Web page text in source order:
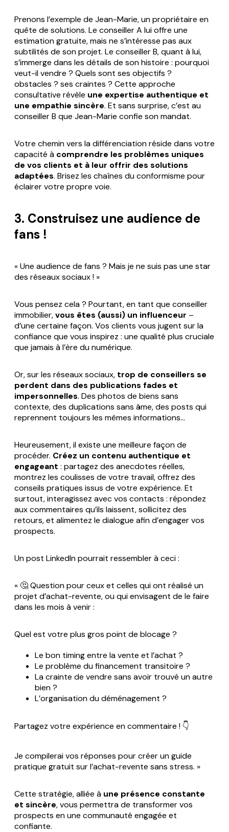
Prenons l’exemple de Jean-Marie, un propriétaire en
quête de solutions. Le conseiller A lui offre une
estimation gratuite, mais ne s’intéresse pas aux
subtilités de son projet. Le conseiller B, quant à lui,
s’immerge dans les détails de son histoire : pourquoi
veut-il vendre ? Quels sont ses objectifs ?
obstacles ? ses craintes ? Cette approche
consultative révèle une expertise authentique et
une empathie sincère. Et sans surprise, c’est au
conseiller B que Jean-Marie confie son mandat.
Votre chemin vers la différenciation réside dans votre
capacité à comprendre les problèmes uniques
de vos clients et à leur offrir des solutions
adaptées. Brisez les chaînes du conformisme pour
éclairer votre propre voie.
3. Construisez une audience de
fans !
« Une audience de fans ? Mais je ne suis pas une star
des réseaux sociaux ! »
Vous pensez cela ? Pourtant, en tant que conseiller
immobilier,vous êtes (aussi) un influenceur –
d’une certaine façon. Vos clients vous jugent sur la
confiance que vous inspirez : une qualité plus cruciale
que jamais à l’ère du numérique.
Or, sur les réseaux sociaux, trop de conseillers se
perdent dans des publications fades et
impersonnelles. Des photos de biens sans
contexte, des duplications sans âme, des posts qui
reprennent toujours les mêmes informations…
Heureusement, il existe une meilleure façon de
procéder. Créez un contenu authentique et
engageant : partagez des anecdotes réelles,
montrez les coulisses de votre travail, offrez des
conseils pratiques issus de votre expérience. Et
surtout, interagissez avec vos contacts : répondez
aux commentaires qu’ils laissent, sollicitez des
retours, et alimentez le dialogue afin d’engager vos
prospects.
Un post LinkedIn pourrait ressembler à ceci :
« 🤔 Question pour ceux et celles qui ont réalisé un
projet d’achat-revente, ou qui envisagent de le faire
dans les mois à venir :
Quel est votre plus gros point de blocage ?
Le bon timing entre la vente et l’achat ?
Le problème du financement transitoire ?
La crainte de vendre sans avoir trouvé un autre
bien ?
L’organisation du déménagement ?
Partagez votre expérience en commentaire ! 👇
Je compilerai vos réponses pour créer un guide
pratique gratuit sur l’achat-revente sans stress. »
Cette stratégie, alliée à une présence constante
et sincère, vous permettra de transformer vos
prospects en une communauté engagée et
confiante.